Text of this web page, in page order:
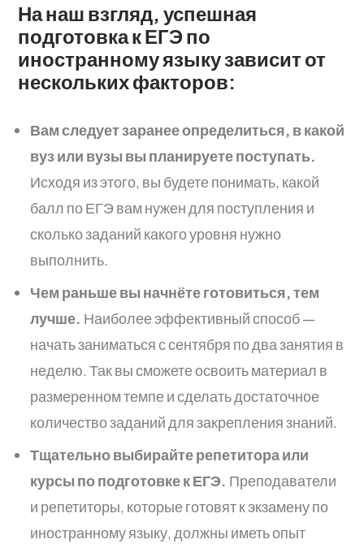
На наш взгляд, успешная
подготовка к ЕГЭ по
иностранному языку зависит от
нескольких факторов:
Вам следует заранее определиться, в какой
вуз или вузы вы планируете поступать.
Исходя из этого, вы будете понимать, какой
балл по ЕГЭ вам нужен для поступления и
сколько заданий какого уровня нужно
выполнить.
Чем раньше вы начнёте готовиться, тем
лучше. Наиболее эффективный способ —
начать заниматься с сентября по два занятия в
неделю. Так вы сможете освоить материал в
размеренном темпе и сделать достаточное
количество заданий для закрепления знаний.
Тщательно выбирайте репетитора или
курсы по подготовке к ЕГЭ. Преподаватели
и репетиторы, которые готовят к экзамену по
иностранному языку, должны иметь опыт